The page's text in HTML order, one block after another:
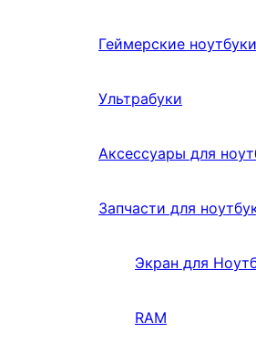
Геймерские ноутбуки
Ультрабуки
Аксессуары для
Запчасти для
Экран для
RAM